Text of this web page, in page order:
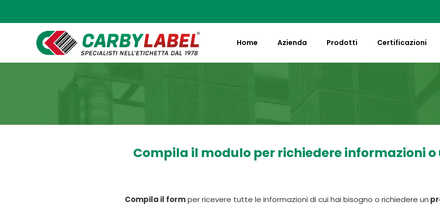
Home Azienda Prodotti Certificazioni
Compila il modulo per richiedere informazioni
Compila il formper ricevere tutte le informazioni di cui hai bisogno o richiedere un